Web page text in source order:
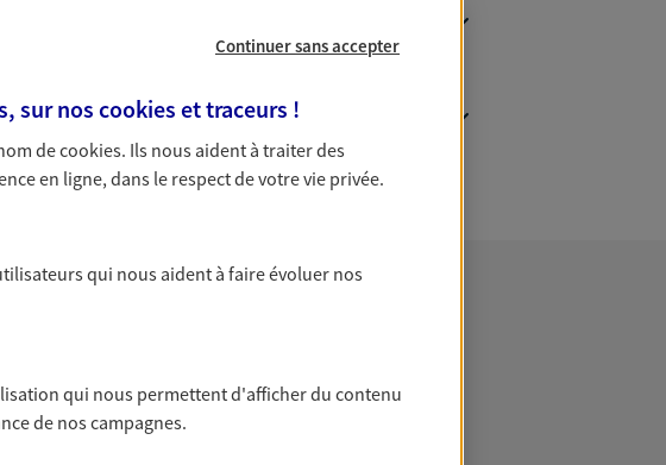
Continuer sans accepter
sur nos cookies et traceurs !
decookies. Ils nous aident à traiter des
en ligne, dans le respect de votre vie privée.
qui nous aident à faire évoluer nos
qui nous permettent d'afficher du contenu
de nos campagnes.